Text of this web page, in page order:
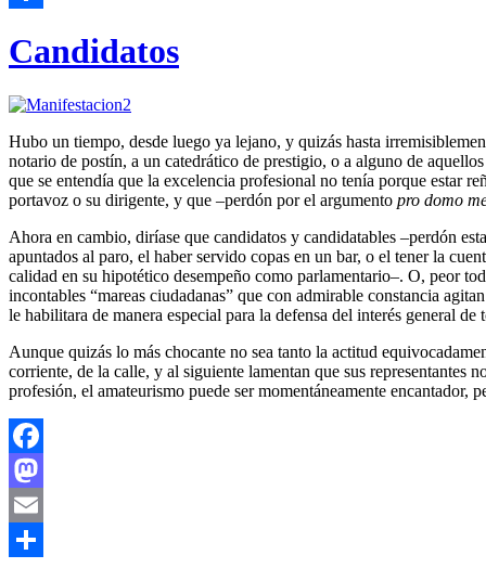
Candidatos
Hubo un tiempo, desde luego ya lejano, y quizás hasta
notario de postín, a un catedrático de prestigio, o a alguno de
que se entendía que la excelencia profesional no tenía porque estar
portavoz o su dirigente, y que –perdón por el argumento pro domo
Ahora en cambio, diríase que candidatos y candidatables –perdón
apuntados al paro, el haber servido copas en un bar, o el tener la
calidad en su hipotético desempeño como parlamentario–. O, peor
incontables “mareas ciudadanas” que con admirable constancia
le habilitara de manera especial para la defensa del interés general
Aunque quizás lo más chocante no sea tanto la actitud
corriente, de la calle, y al siguiente lamentan que sus representantes
profesión, el amateurismo puede ser momentáneamente encantador,
Facebook
Mastodon
Email